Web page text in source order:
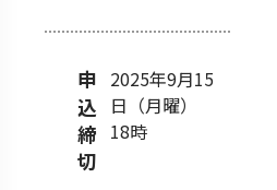
申
込
締
切
2025年9月15
日（月曜）
18時